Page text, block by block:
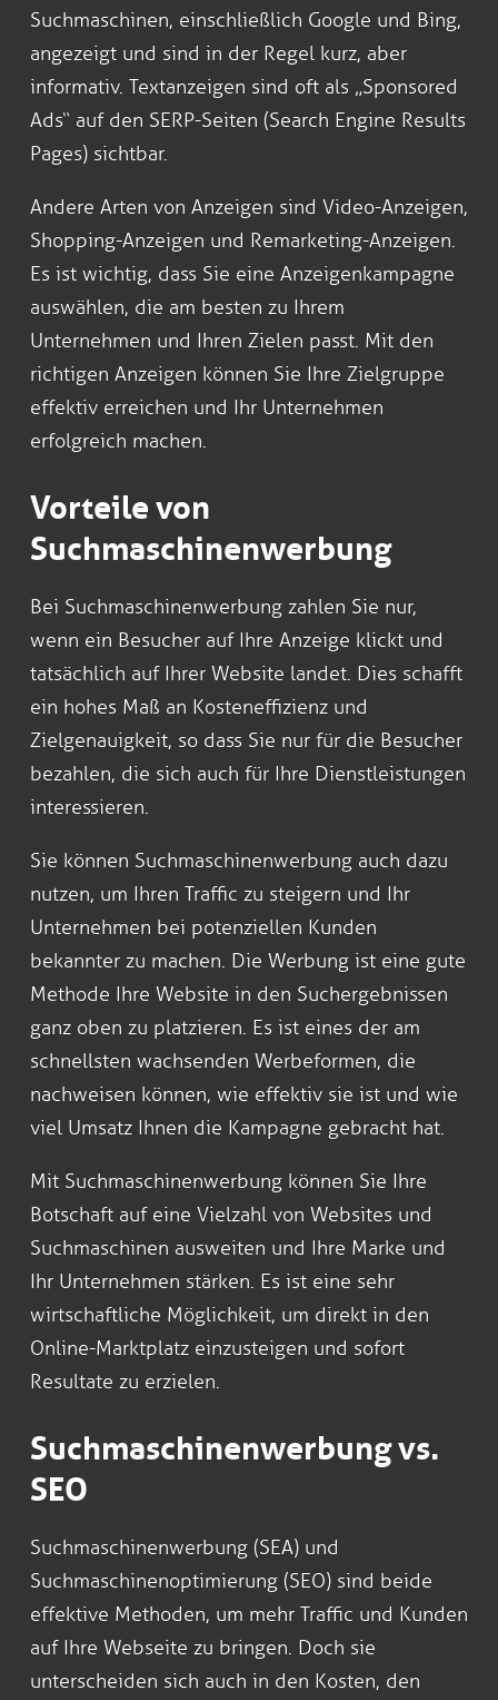
Suchmaschinen, einschließlich Google und Bing,
angezeigt und sind in der Regel kurz, aber
informativ. Textanzeigen sind oft als „Sponsored
Ads“ auf den SERP-Seiten (Search Engine Results
Pages) sichtbar.
Andere Arten von Anzeigen sind Video-Anzeigen,
Shopping-Anzeigen und Remarketing-Anzeigen.
Es ist wichtig, dass Sie eine Anzeigenkampagne
auswählen, die am besten zu Ihrem
Unternehmen und Ihren Zielen passt. Mit den
richtigen Anzeigen können Sie Ihre Zielgruppe
effektiv erreichen und Ihr Unternehmen
erfolgreich machen.
Vorteile von
Suchmaschinenwerbung
Bei Suchmaschinenwerbung zahlen Sie nur,
wenn ein Besucher auf Ihre Anzeige klickt und
tatsächlich auf Ihrer Website landet. Dies schafft
ein hohes Maß an Kosteneffizienz und
Zielgenauigkeit, so dass Sie nur für die Besucher
bezahlen, die sich auch für Ihre Dienstleistungen
interessieren.
Sie können Suchmaschinenwerbung auch dazu
nutzen, um Ihren Traffic zu steigern und Ihr
Unternehmen bei potenziellen Kunden
bekannter zu machen. Die Werbung ist eine gute
Methode Ihre Website in den Suchergebnissen
ganz oben zu platzieren. Es ist eines der am
schnellsten wachsenden Werbeformen, die
nachweisen können, wie effektiv sie ist und wie
viel Umsatz Ihnen die Kampagne gebracht hat.
Mit Suchmaschinenwerbung können Sie Ihre
Botschaft auf eine Vielzahl von Websites und
Suchmaschinen ausweiten und Ihre Marke und
Ihr Unternehmen stärken. Es ist eine sehr
wirtschaftliche Möglichkeit, um direkt in den
Online-Marktplatz einzusteigen und sofort
Resultate zu erzielen.
Suchmaschinenwerbung vs.
SEO
Suchmaschinenwerbung (SEA) und
Suchmaschinenoptimierung (SEO) sind beide
effektive Methoden, um mehr Traffic und Kunden
auf Ihre Webseite zu bringen. Doch sie
unterscheiden sich auch in den Kosten, den